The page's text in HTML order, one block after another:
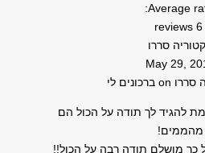
Average
6 reviews
סררו
May 29,
סררו ברכונים לי
להגיד לך תודה על הכול הם
מהממים!
כך מושלם תודה רבה על הכול!!